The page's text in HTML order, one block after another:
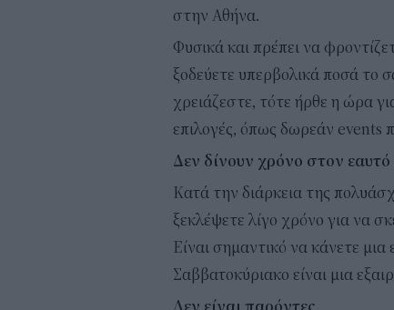
στην Αθήνα.
Φυσικά και πρέπει να
ξοδεύετε υπερβολικά ποσά το
χρειάζεστε, τότε ήρθε η ώρα
επιλογές, όπως δωρεάν events
Δεν δίνουν χρόνο στον
Κατά την διάρκεια της
ξεκλέψετε λίγο χρόνο για να
Είναι σημαντικό να κάνετε
Σαββατοκύριακο είναι μια